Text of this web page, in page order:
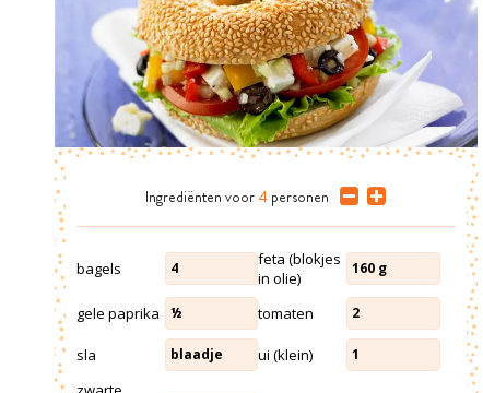
Ingrediënten voor 4 personen
bagels 4
feta (blokjes
in olie)
160 g
gele paprika ½ tomaten 2
sla blaadje ui (klein) 1